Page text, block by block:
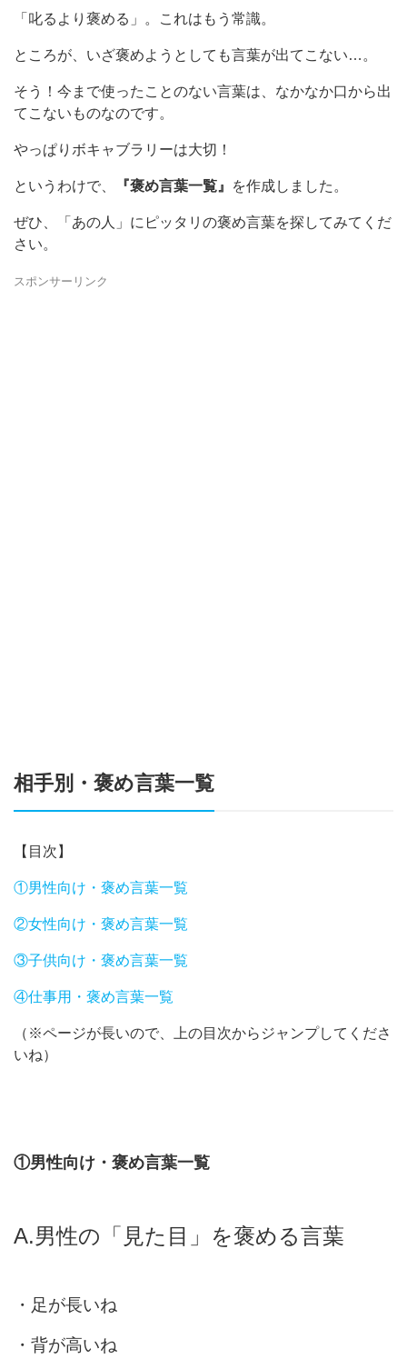
「叱るより褒める」。これはもう常識。
ところが、いざ褒めようとしても言葉が出てこない…。
そう！今まで使ったことのない言葉は、なかなか口から出
てこないものなのです。
やっぱりボキャブラリーは大切！
というわけで、 『褒め言葉一覧』 を作成しました。
ぜひ、「あの人」にピッタリの褒め言葉を探してみてくだ
さい。
スポンサーリンク
相手別・褒め言葉一覧
【目次】
①男性向け・褒め言葉一覧
②女性向け・褒め言葉一覧
③子供向け・褒め言葉一覧
④仕事用・褒め言葉一覧
（※ページが長いので、上の目次からジャンプしてくださ
いね）
①男性向け・褒め言葉一覧
A.男性の「見た目」を褒める言葉
・足が長いね
・背が高いね